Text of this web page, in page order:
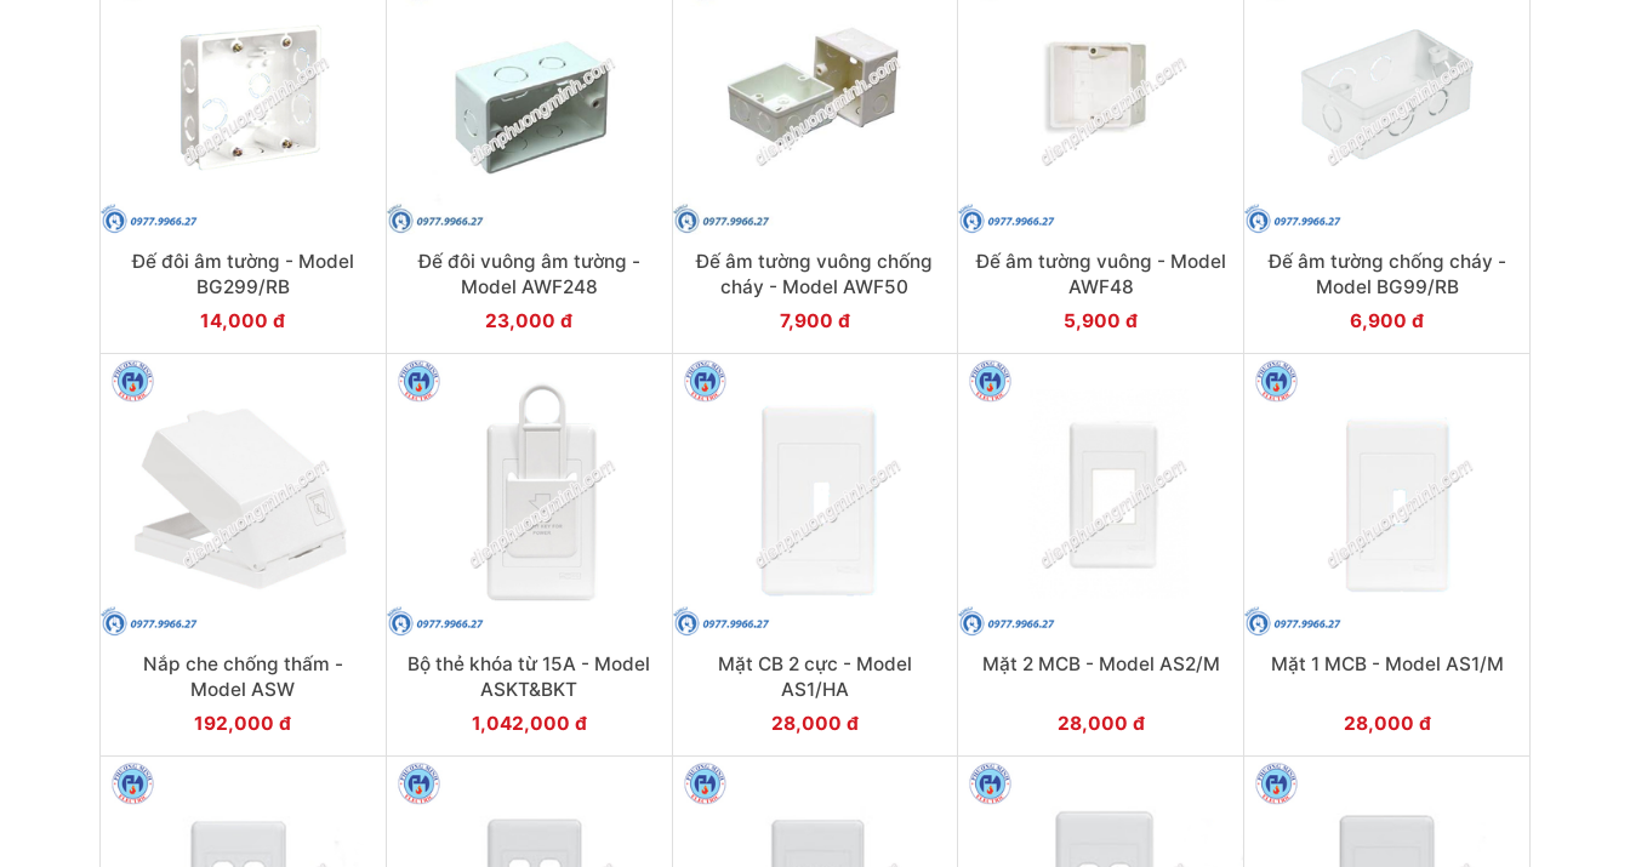
Đế đôi âm tường - Model
BG299/RB
14,000 đ
Đế đôi vuông âm tường -
Model AWF248
23,000 đ
Đế âm tường vuông chống
cháy - Model AWF50
7,900 đ
Đế âm tường vuông - Model
AWF48
5,900 đ
Đế âm tường chống cháy -
Model BG99/RB
6,900 đ
Nắp che chống thấm -
Model ASW
192,000 đ
Bộ thẻ khóa từ 15A - Model
ASKT&BKT
1,042,000 đ
Mặt CB 2 cực - Model
AS1/HA
28,000 đ
Mặt 2 MCB - Model AS2/M
28,000 đ
Mặt 1 MCB - Model AS1/M
28,000 đ